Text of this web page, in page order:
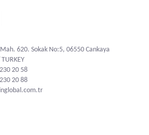
620. Sokak No:5, 06550 Cankaya
20 58
20 88